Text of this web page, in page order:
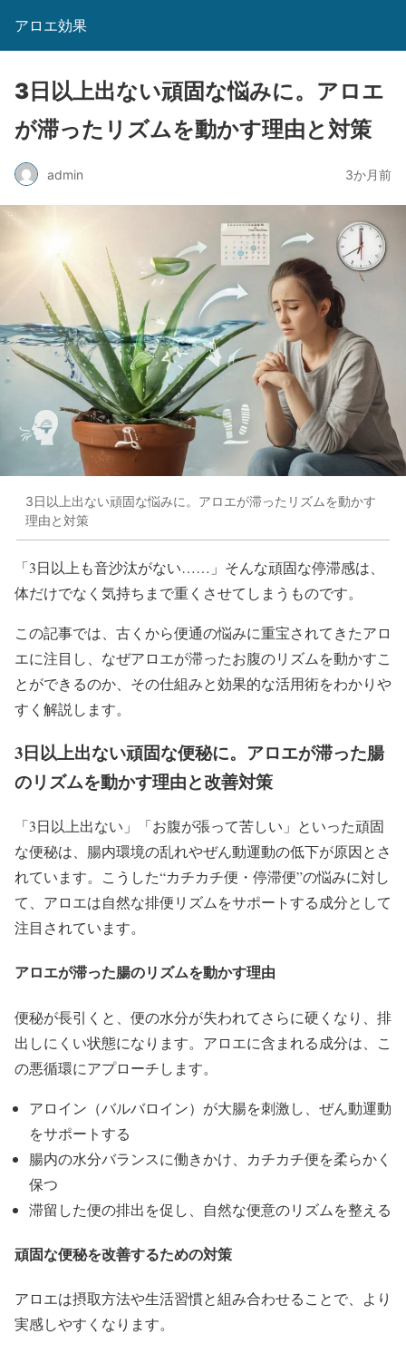
アロエ効果
3日以上出ない頑固な悩みに。アロエ
が滞ったリズムを動かす理由と対策
admin 3か月前
3日以上出ない頑固な悩みに。アロエが滞ったリズムを動かす
理由と対策
「3日以上も音沙汰がない……」そんな頑固な停滞感は、
体だけでなく気持ちまで重くさせてしまうものです。
この記事では、古くから便通の悩みに重宝されてきたアロ
エに注目し、なぜアロエが滞ったお腹のリズムを動かすこ
とができるのか、その仕組みと効果的な活用術をわかりや
すく解説します。
3日以上出ない頑固な便秘に。アロエが滞った腸
のリズムを動かす理由と改善対策
「3日以上出ない」「お腹が張って苦しい」といった頑固
な便秘は、腸内環境の乱れやぜん動運動の低下が原因とさ
れています。こうした“カチカチ便・停滞便”の悩みに対し
て、アロエは自然な排便リズムをサポートする成分として
注目されています。
アロエが滞った腸のリズムを動かす理由
便秘が長引くと、便の水分が失われてさらに硬くなり、排
出しにくい状態になります。アロエに含まれる成分は、こ
の悪循環にアプローチします。
アロイン（バルバロイン）が大腸を刺激し、ぜん動運動
をサポートする
腸内の水分バランスに働きかけ、カチカチ便を柔らかく
保つ
滞留した便の排出を促し、自然な便意のリズムを整える
頑固な便秘を改善するための対策
アロエは摂取方法や生活習慣と組み合わせることで、より
実感しやすくなります。